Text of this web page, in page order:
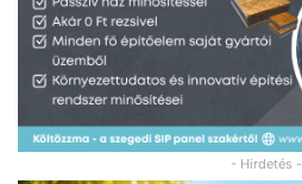
- Hirdetés -